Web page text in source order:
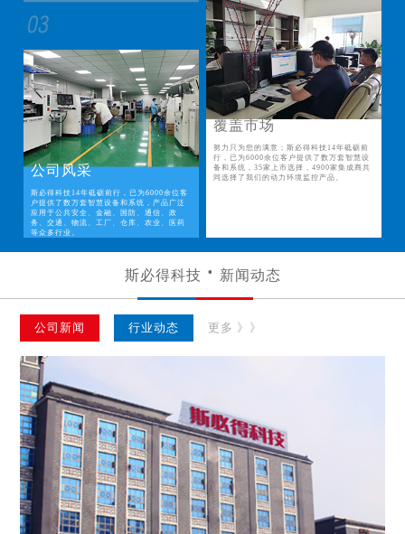
公司风采
斯必得科技14年砥砺前行，已为6000余位客
户提供了数万套智慧设备和系统，产品广泛
应用于公共安全、金融、国防、通信、政
务、交通、物流、工厂、仓库、农业、医药
等众多行业。
覆盖市场
努力只为您的满意；斯必得科技14年砥砺前
行，已为6000余位客户提供了数万套智慧设
备和系统，35家上市选择，4900家集成商共
同选择了我们的动力环境监控产品。
斯必得科技 新闻动态
公司新闻 行业动态 更多 》》